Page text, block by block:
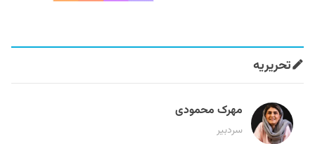
تحریریه
مهرک محمودی
سردبیر